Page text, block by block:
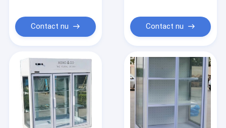
Contact nu Contact nu